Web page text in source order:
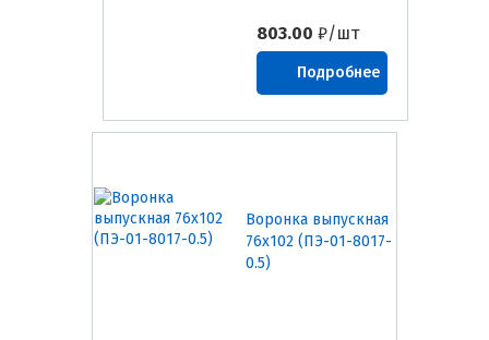
803.00 ₽/шт
Подробнее
Воронка выпускная
76х102 (ПЭ-01-8017-
0.5)